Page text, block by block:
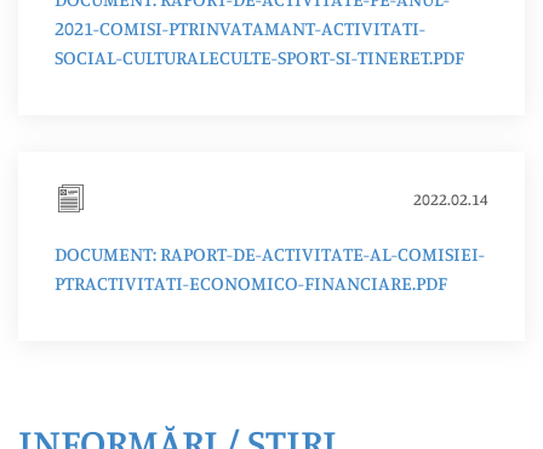
2021-COMISI-PTRINVATAMANT-ACTIVITATI-
SOCIAL-CULTURALECULTE-SPORT-SI-TINERET.PDF
2022.02.14
DOCUMENT: RAPORT-DE-ACTIVITATE-AL-COMISIEI-
PTRACTIVITATI-ECONOMICO-FINANCIARE.PDF